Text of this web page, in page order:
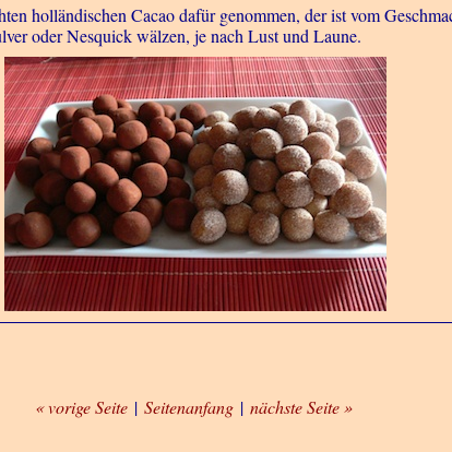
holländischen Cacao dafür genommen, der ist vom
oder Nesquick wälzen, je nach Lust und Laune.
« vorige Seite | Seitenanfang | nächste Seite »